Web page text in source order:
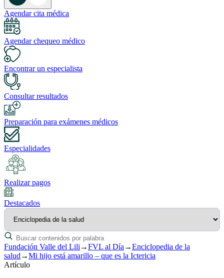
Agendar cita médica
Agendar chequeo médico
Encontrar un especialista
Consultar resultados
Preparación para exámenes médicos
Especialidades
Realizar pagos
Destacados
Fundación Valle del Lili →FVL al Día →Enciclopedia de la
salud →Mi hijo está amarillo – que es la Ictericia
Artículo